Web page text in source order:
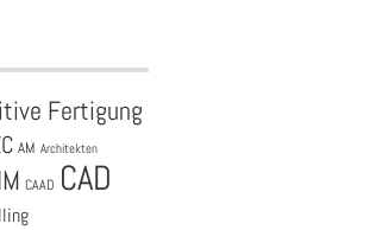
Fertigung
AM Architekten
CAAD CAD